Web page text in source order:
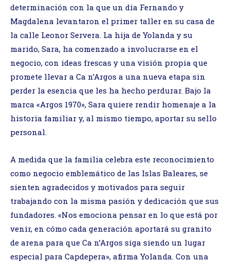
determinación con la que un día Fernando y
Magdalena levantaron el primer taller en su casa de
la calle Leonor Servera. La hija de Yolanda y su
marido, Sara, ha comenzado a involucrarse en el
negocio, con ideas frescas y una visión propia que
promete llevar a Ca n’Argos a una nueva etapa sin
perder la esencia que les ha hecho perdurar. Bajo la
marca «Argos 1970», Sara quiere rendir homenaje a la
historia familiar y, al mismo tiempo, aportar su sello
personal.
A medida que la familia celebra este reconocimiento
como negocio emblemático de las Islas Baleares, se
sienten agradecidos y motivados para seguir
trabajando con la misma pasión y dedicación que sus
fundadores. «Nos emociona pensar en lo que está por
venir, en cómo cada generación aportará su granito
de arena para que Ca n’Argos siga siendo un lugar
especial para Capdepera», afirma Yolanda. Con una